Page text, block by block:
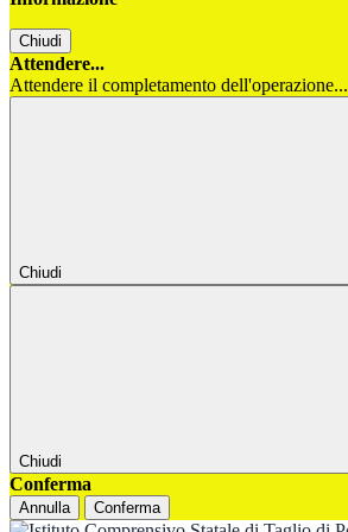
Chiudi
Attendere...
Attendere il completamento dell'operazione...
Chiudi
Chiudi
Conferma
Annulla Conferma